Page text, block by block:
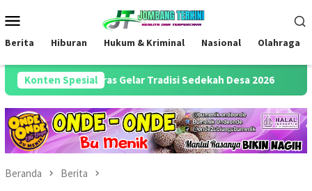
ke
kontenMobile
Berita Hiburan Hukum & Kriminal Nasional Olahraga
Konten Spesial
Keras Gelar Tradisi Sedekah Desa 2026
Beranda Berita